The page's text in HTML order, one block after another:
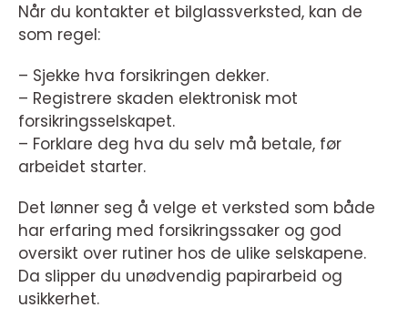
Når du kontakter et bilglassverksted, kan de
som regel:
– Sjekke hva forsikringen dekker.
– Registrere skaden elektronisk mot
forsikringsselskapet.
– Forklare deg hva du selv må betale, før
arbeidet starter.
Det lønner seg å velge et verksted som både
har erfaring med forsikringssaker og god
oversikt over rutiner hos de ulike selskapene.
Da slipper du unødvendig papirarbeid og
usikkerhet.